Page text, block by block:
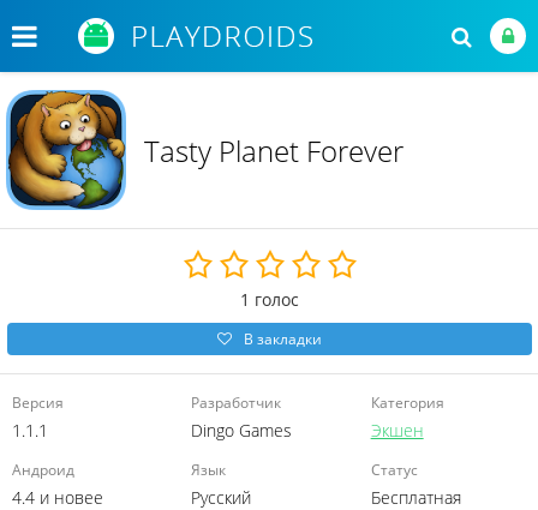
Tasty Planet Forever
1 голос
В закладки
Версия
1.1.1
Разработчик
Dingo Games
Категория
Экшен
Андроид
4.4 и новее
Язык
Русский
Статус
Бесплатная